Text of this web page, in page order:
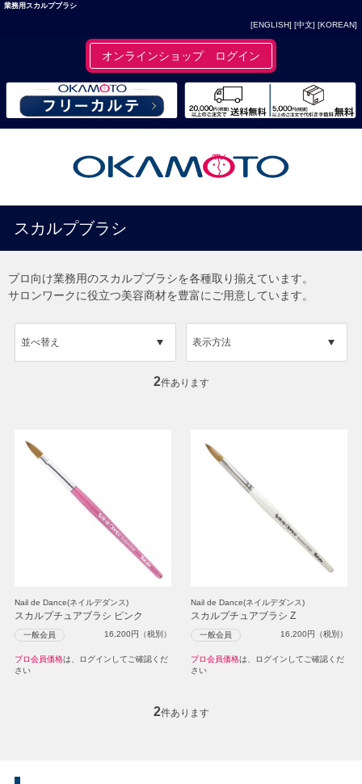
業務用スカルプブラシ
[ENGLISH] [中文] [KOREAN]
オンラインショップ ログイン
スカルプブラシ
プロ向け業務用のスカルプブラシを各種取り揃えています。
サロンワークに役立つ美容商材を豊富にご用意しています。
表示方法
並べ替え
2件あります
Nail de Dance(ネイルデダンス)
スカルプチュアブラシ ピンク
一般会員 16,200円（税別）
プロ会員価格は、ログインしてご確認くだ
さい
Nail de Dance(ネイルデダンス)
スカルプチュアブラシ Z
一般会員 16,200円（税別）
プロ会員価格は、ログインしてご確認くだ
さい
2件あります